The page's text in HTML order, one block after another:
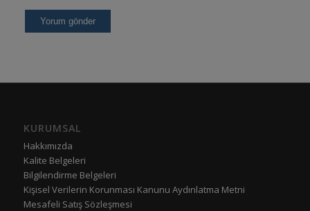
KURUMSAL
Hakkımızda
Kalite Belgeleri
Bilgilendirme Belgeleri
Kişisel Verilerin Korunması Kanunu Aydınlatma Metni
Mesafeli Satış Sözleşmesi